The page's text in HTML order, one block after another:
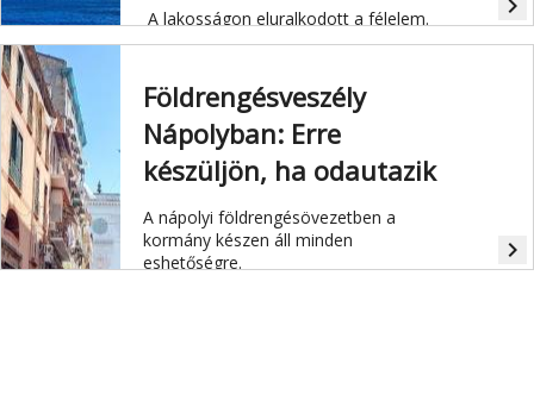
A lakosságon eluralkodott a félelem.
Földrengésveszély
Nápolyban: Erre
készüljön, ha odautazik
A nápolyi földrengésövezetben a
kormány készen áll minden
eshetőségre.
navigate_next